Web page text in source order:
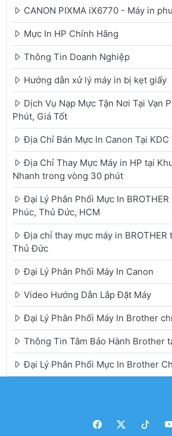
CANON PIXMA iX6770 - Máy in
Mực In HP Chính Hãng
Thông Tin Doanh Nghiệp
Hướng dẫn xử lý máy in bị kẹt giấy
Dịch Vụ Nạp Mực Tận Nơi Tại Vạn
Phút, Giá Tốt
Địa Chỉ Bán Mực In Canon Tại KDC
Địa Chỉ Thay Mực Máy in HP tại
Nhanh trong vòng 30 phút
Đại Lý Phân Phối Mực In
Phúc, Thủ Đức, HCM
Địa chỉ thay mực máy in BROTHER
Thủ Đức
Đại Lý Phân Phối Máy In Canon
Video Hướng Dẫn Lắp Đặt Máy
Đại Lý Phân Phối Máy In Brother
Thông Tin Tâm Bảo Hành Brother
Đại Lý Phân Phối Mực In Brother